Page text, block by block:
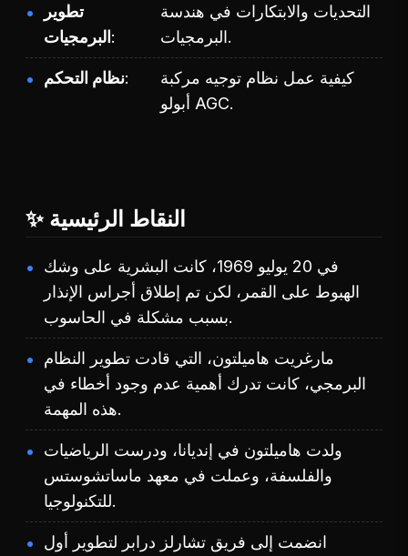
تطوير
البرمجيات
التحديات والابتكارات في هندسة
البرمجيات.
نظام التحكم
كيفية عمل نظام توجيه مركبة
أبولو AGC.
✨ النقاط الرئيسية
في 20 يوليو 1969، كانت البشرية على وشك
الهبوط على القمر، لكن تم إطلاق أجراس الإنذار
بسبب مشكلة في الحاسوب.
مارغريت هاميلتون، التي قادت تطوير النظام
البرمجي، كانت تدرك أهمية عدم وجود أخطاء في
هذه المهمة.
ولدت هاميلتون في إنديانا، ودرست الرياضيات
والفلسفة، وعملت في معهد ماساتشوستس
للتكنولوجيا.
انضمت إلى فريق تشارلز درابر لتطوير أول